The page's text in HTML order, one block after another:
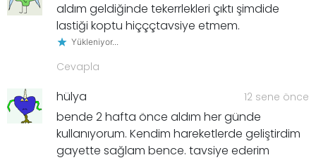
aldım geldiğinde tekerrlekleri çıktı şimdide
lastiği koptu hiçççtavsiye etmem.
Yükleniyor...
Cevapla
hülya 12 sene önce
bende 2 hafta önce aldım her günde
kullanıyorum. Kendim hareketlerde geliştirdim
gayette sağlam bence. tavsiye ederim